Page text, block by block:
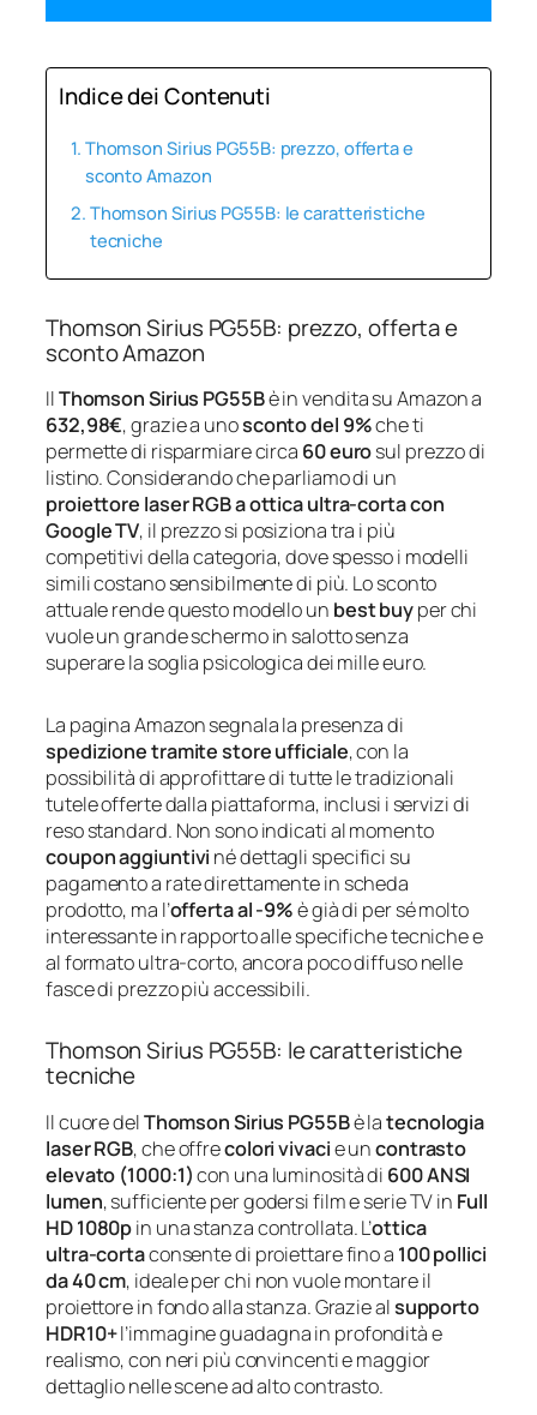
Indice dei Contenuti
Thomson Sirius PG55B: prezzo, offerta e
sconto Amazon
Thomson Sirius PG55B: le caratteristiche
tecniche
Thomson Sirius PG55B: prezzo, offerta e
sconto Amazon
IlThomson Sirius PG55Bè in vendita su Amazon a
632,98€, grazie a unosconto del 9%che ti
permette di risparmiare circa 60 eurosul prezzo di
listino. Considerando che parliamo di un
proiettore laser RGB a ottica ultra‑corta con
Google TV, il prezzo si posiziona tra i più
competitivi della categoria, dove spesso i modelli
simili costano sensibilmente di più. Lo sconto
attuale rende questo modello un best buyper chi
vuole un grande schermo in salotto senza
superare la soglia psicologica dei mille euro.
La pagina Amazon segnala la presenza di
spedizione tramite store ufficiale, con la
possibilità di approfittare di tutte le tradizionali
tutele offerte dalla piattaforma, inclusi i servizi di
reso standard. Non sono indicati al momento
coupon aggiuntivi né dettagli specifici su
pagamento a rate direttamente in scheda
prodotto, ma l’offerta al -9%è già di per sé molto
interessante in rapporto alle specifiche tecniche e
al formato ultra‑corto, ancora poco diffuso nelle
fasce di prezzo più accessibili.
Thomson Sirius PG55B: le caratteristiche
tecniche
Il cuore delThomson Sirius PG55Bè latecnologia
laser RGB, che offrecolori vivacie uncontrasto
elevato (1000:1)con una luminosità di 600 ANSI
lumen, sufficiente per godersi film e serie TV in Full
HD 1080pin una stanza controllata. L’ottica
ultra‑cortaconsente di proiettare fino a 100 pollici
da 40 cm, ideale per chi non vuole montare il
proiettore in fondo alla stanza. Grazie alsupporto
HDR10+l’immagine guadagna in profondità e
realismo, con neri più convincenti e maggior
dettaglio nelle scene ad alto contrasto.